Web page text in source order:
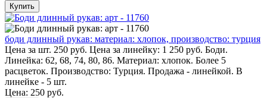
Купить
боди длинный рукав: материал: хлопок, производство: турция
Цена за шт. 250 руб. Цена за линейку: 1 250 руб. Боди.
Линейка: 62, 68, 74, 80, 86. Материал: хлопок. Более 5
расцветок. Производство: Турция. Продажа - линейкой. В
линейке - 5 шт.
Цена: 250 руб.